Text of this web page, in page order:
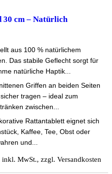
30 cm – Natürlich
aus 100 % natürlichem
Das stabile Geflecht sorgt für
natürliche Haptik...
Griffen an beiden Seiten
tragen – ideal zum
zwischen...
Rattantablett eignet sich
Kaffee, Tee, Obst oder
und...
inkl. MwSt., zzgl. Versandkosten